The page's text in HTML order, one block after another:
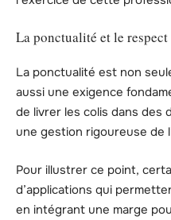
La ponctualité et le respect
La ponctualité est non
aussi une exigence
de livrer les colis dans des
une gestion rigoureuse de
Pour illustrer ce point,
d’applications qui
en intégrant une marge